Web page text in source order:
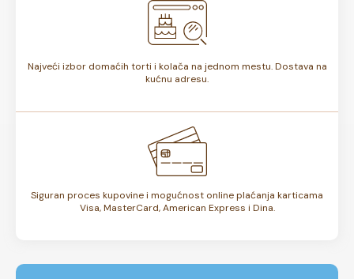
Najveći izbor domaćih torti i kolača na jednom mestu. Dostava na
kućnu adresu.
Siguran proces kupovine i mogućnost online plaćanja karticama
Visa, MasterCard, American Express i Dina.